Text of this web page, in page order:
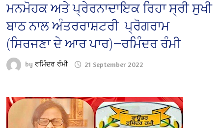
ਮਨਮੋਹਕ ਅਤੇ ਪ੍ਰੇਰਨਾਦਾਇਕ ਰਿਹਾ ਸ੍ਰੀ ਸੁਖੀ
ਬਾਠ ਨਾਲ ਅੰਤਰਰਾਸ਼ਟਰੀ ਪ੍ਰੋਗਰਾਮ
(ਸਿਰਜਣਾ ਦੇ ਆਰ ਪਾਰ)—ਰਮਿੰਦਰ ਰੰਮੀ
byਰਮਿੰਦਰ ਰੰਮੀ 21 September 2022